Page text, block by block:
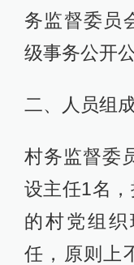
务监督委员
级事务公开
二、人员组
村务监督委
设主任1名
的村党组
任，原则上